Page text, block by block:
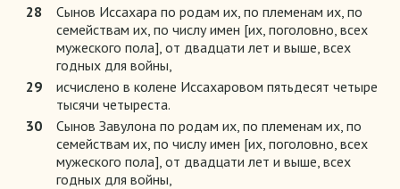
28
Сынов Иссахара по родам их, по племенам их, по
семействам их, по числу имен [их, поголовно, всех
мужеского пола], от двадцати лет и выше, всех
годных для войны,
29
исчислено в колене Иссахаровом пятьдесят четыре
тысячи четыреста.
30
Сынов Завулона по родам их, по племенам их, по
семействам их, по числу имен [их, поголовно, всех
мужеского пола], от двадцати лет и выше, всех
годных для войны,